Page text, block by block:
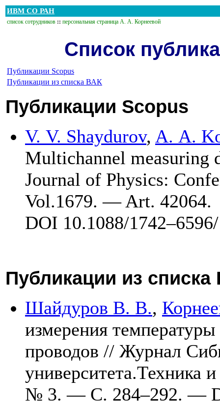
ИВМ СО РАН
список сотрудников :: персональная страница А. А. Корнеевой
Список
Публикации Scopus
Публикации из списка ВАК
Публикации Scopus
V. V. Shaydurov, A. A.
Multichannel measuring
Journal of Physics:
Vol.1679. — Art. 42064.
DOI 10.1088/1742–659
Публикации из списка
Шайдуров В. В.,
измерения
проводов // Журнал
университета.Техника
№ 3. — С. 284–292. —